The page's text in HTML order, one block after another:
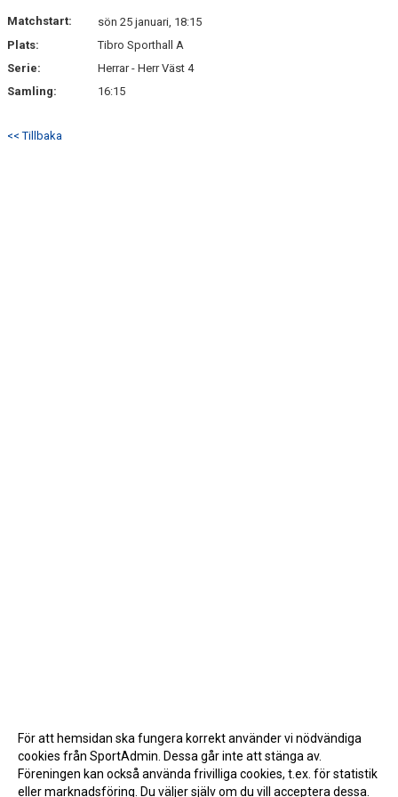
MATCHER
Matchstart:
sön 25 januari, 18:15
Plats:
Tibro Sporthall A
Serie:
Herrar - Herr Väst 4
Samling:
16:15
<< Tillbaka
För att hemsidan ska fungera korrekt använder vi nödvändiga
cookies från SportAdmin. Dessa går inte att stänga av.
Föreningen kan också använda frivilliga cookies, t.ex. för statistik
eller marknadsföring. Du väljer själv om du vill acceptera dessa.